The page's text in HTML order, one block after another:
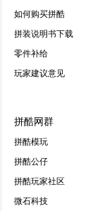
如何购买拼酷
拼装说明书下载
零件补给
玩家建议意见
拼酷网群
拼酷模玩
拼酷公仔
拼酷玩家社区
微石科技